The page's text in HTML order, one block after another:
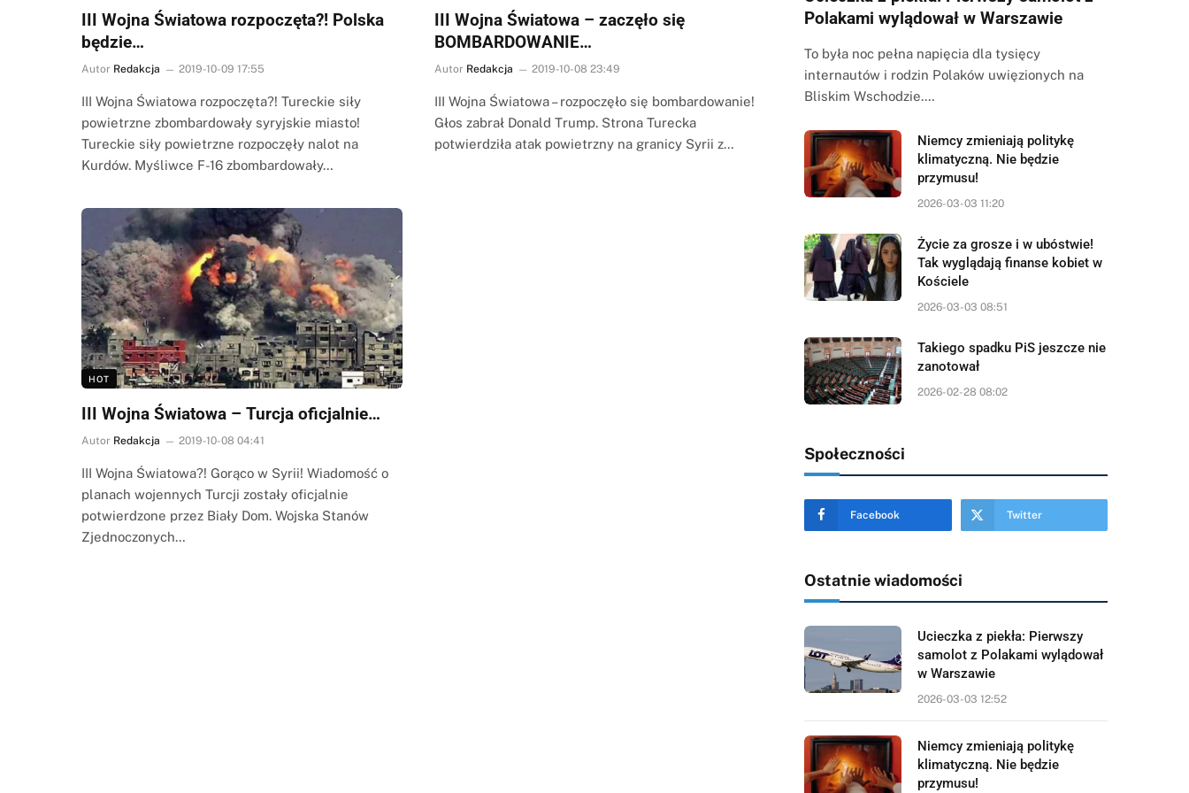
III Wojna Światowa rozpoczęta?! Polska
będzie…
Autor Redakcja 2019-10-09 17:55
III Wojna Światowa rozpoczęta?! Tureckie siły
powietrzne zbombardowały syryjskie miasto!
Tureckie siły powietrzne rozpoczęły nalot na
Kurdów. Myśliwce F-16 zbombardowały…
III Wojna Światowa – zaczęło się
BOMBARDOWANIE…
Autor Redakcja 2019-10-08 23:49
III Wojna Światowa – rozpoczęło się bombardowanie!
Głos zabrał Donald Trump. Strona Turecka
potwierdziła atak powietrzny na granicy Syrii z…
HOT
III Wojna Światowa – Turcja oficjalnie…
Autor Redakcja 2019-10-08 04:41
III Wojna Światowa?! Gorąco w Syrii! Wiadomość o
planach wojennych Turcji zostały oficjalnie
potwierdzone przez Biały Dom. Wojska Stanów
Zjednoczonych…
Polakami wylądował w Warszawie
To była noc pełna napięcia dla tysięcy
internautów i rodzin Polaków uwięzionych na
Bliskim Wschodzie.…
Niemcy zmieniają politykę
klimatyczną. Nie będzie
przymusu!
2026-03-03 11:20
Życie za grosze i w ubóstwie!
Tak wyglądają finanse kobiet w
Kościele
2026-03-03 08:51
Takiego spadku PiS jeszcze nie
zanotował
2026-02-28 08:02
Społeczności
Facebook Twitter
Ostatnie wiadomości
Ucieczka z piekła: Pierwszy
samolot z Polakami wylądował
w Warszawie
2026-03-03 12:52
Niemcy zmieniają politykę
klimatyczną. Nie będzie
przymusu!